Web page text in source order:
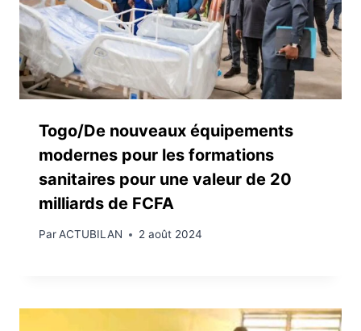
Togo/De nouveaux équipements
modernes pour les formations
sanitaires pour une valeur de 20
milliards de FCFA
ParACTUBILAN 2 août 2024